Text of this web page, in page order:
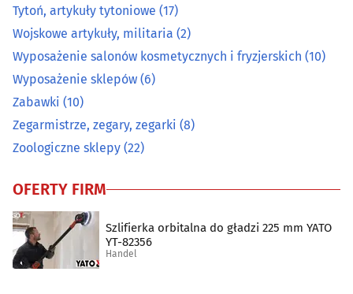
Prasa(1)
Przędza, włóczka (0)
Radiokomunikacja
Rolne artykuły - skup, sprzedaż
Ryby i przetwory rybne(9)
Sklepy internetowe(30)
Sklepy muzyczne
Tytoń, artykuły tytoniowe (17)
Wojskowe artykuły, militaria (2)
Wyposażenie salonów kosmetycznych i fryzjerskich (10)
Wyposażenie sklepów (6)
Zabawki (10)
Zegarmistrze, zegary, zegarki (8)
Zoologiczne sklepy (22)
OFERTY FIRM
Szlifierka orbitalna do gładzi 225 mm YATO
YT-82356
Handel